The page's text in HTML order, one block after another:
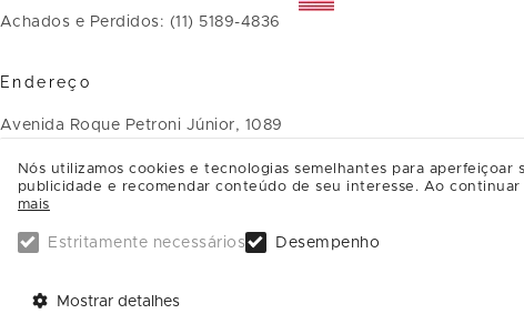
Achados e Perdidos: (11) 5189-4836
Endereço
Avenida Roque Petroni Júnior, 1089
Jardim das Acácias - CEP: 04707-
900
São Paulo - SP
SAIBA COMO CHEGAR
Nós utilizamos cookies e tecnologias semelhantes para aperfeiçoar
publicidade e recomendar conteúdo de seu interesse. Ao
mais
Estritamente necessários Desempenho
Mostrar detalhes